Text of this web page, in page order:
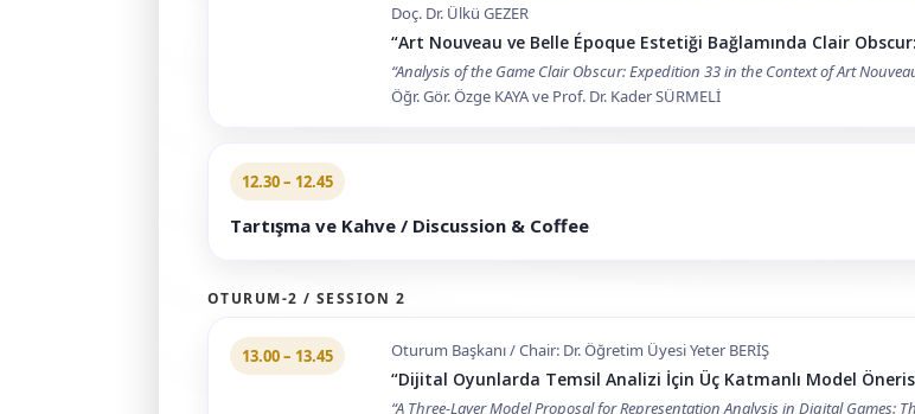
Doç. Dr. Ülkü GEZER
“Art Nouveau ve Belle Époque Estetiği Bağlamında Clair
“Analysis of the Game Clair Obscur: Expedition 33 in the Context of Art
Öğr. Gör. Özge KAYA ve Prof. Dr. Kader SÜRMELİ
12.30 – 12.45
Tartışma ve Kahve / Discussion & Coffee
OTURUM-2 / SESSION 2
13.00 – 13.45 Oturum Başkanı / Chair: Dr. Öğretim Üyesi Yeter BERİŞ
“Dijital Oyunlarda Temsil Analizi İçin Üç Katmanlı Model
“A Three-Layer Model Proposal for Representation Analysis in Digital Games: